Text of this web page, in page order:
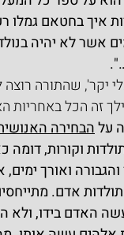
איך בחטאם גמלו
אשר לא יהיה
יקר', שהתורה
זה הכל באחריות
על הבחירה
וקורות, דומה
ואורך
אדם.
האדם בידו, ולא